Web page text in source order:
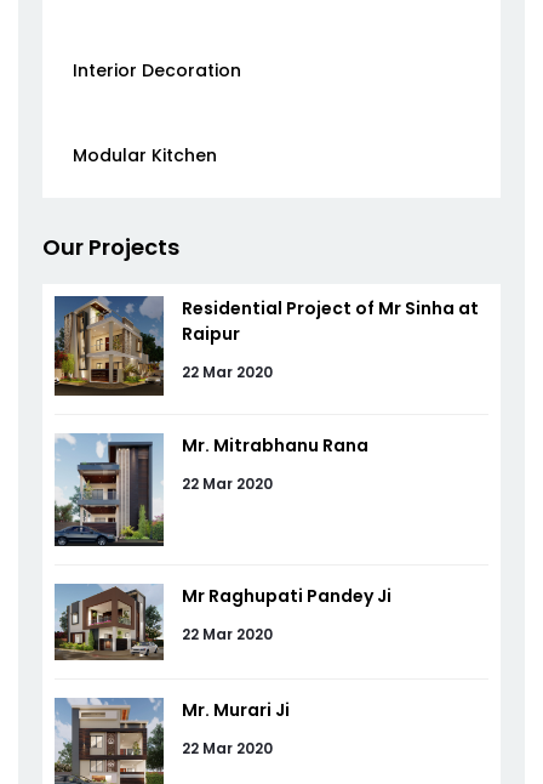
Interior Decoration
Modular Kitchen
Our Projects
Residential Project of Mr Sinha at
Raipur
22 Mar 2020
Mr. Mitrabhanu Rana
22 Mar 2020
Mr Raghupati Pandey Ji
22 Mar 2020
Mr. Murari Ji
22 Mar 2020